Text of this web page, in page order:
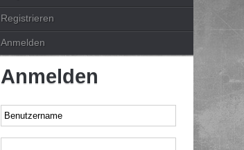
Registrieren
Anmelden
Anmelden